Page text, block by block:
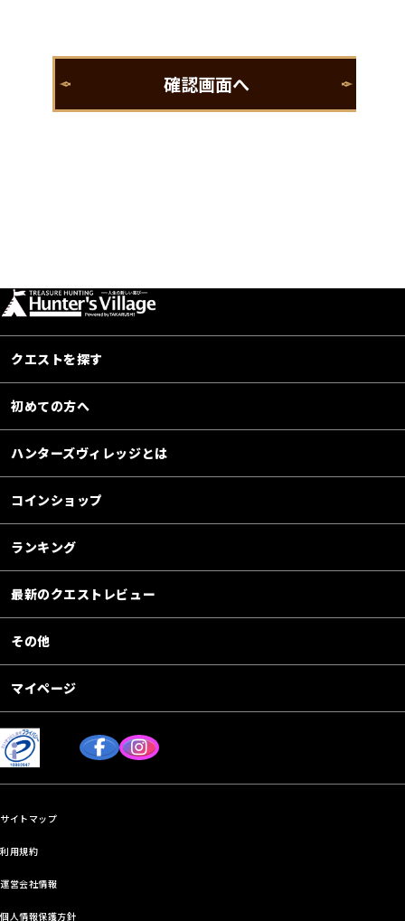
クエストを探す
初めての方へ
ハンターズヴィレッジとは
コインショップ
ランキング
最新のクエストレビュー
その他
マイページ
サイトマップ
利用規約
運営会社情報
個人情報保護方針